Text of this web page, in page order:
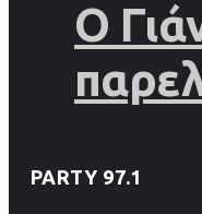
Ο
PARTY 97.1